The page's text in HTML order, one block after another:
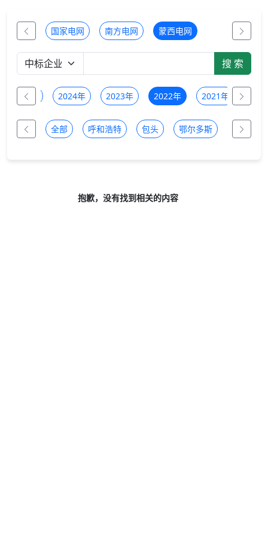
国家电网 南方电网 蒙西电网
2025年 2024年 2023年 2022年 2021年
全部 呼和浩特 包头 鄂尔多斯 乌兰察布
抱歉，没有找到相关的内容